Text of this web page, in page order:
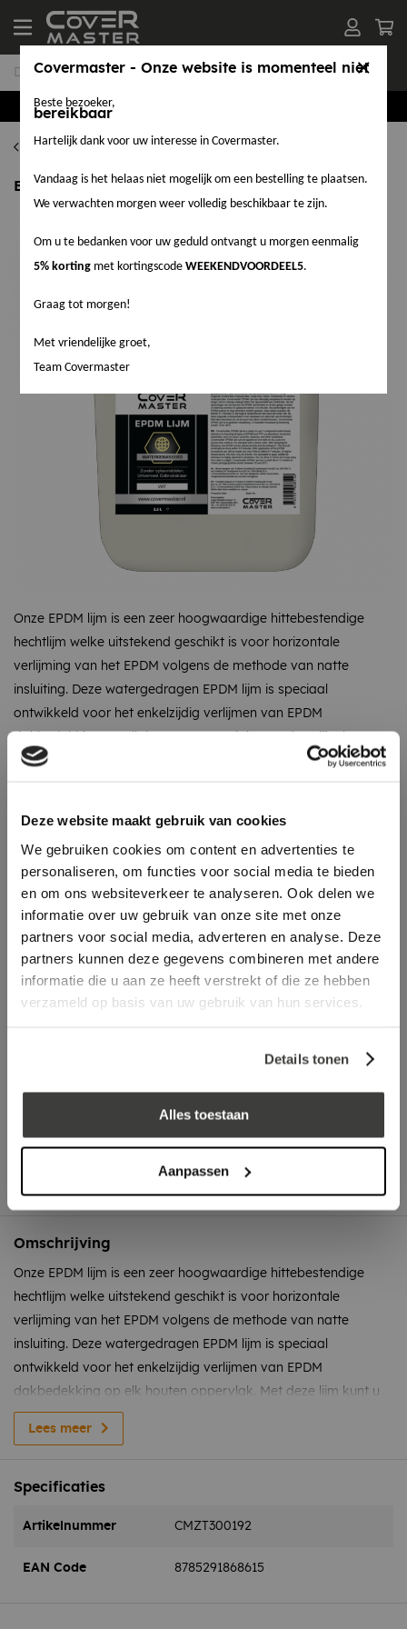
Deze website maakt gebruik van cookies
We gebruiken cookies om content en advertenties te
personaliseren, om functies voor social media te bieden
en om ons websiteverkeer te analyseren. Ook delen we
informatie over uw gebruik van onze site met onze
partners voor social media, adverteren en analyse. Deze
partners kunnen deze gegevens combineren met andere
informatie die u aan ze heeft verstrekt of die ze hebben
verzameld op basis van uw gebruik van hun services.
Details tonen
Alles toestaan
Aanpassen
EPDM Lijm
EPDM hechtlijm op waterbasis 2,5 liter
Onze EPDM lijm is een zeer hoogwaardige hittebestendige
hechtlijm welke uitstekend geschikt is voor horizontale
verlijming van het EPDM volgens de methode van natte
insluiting. Deze watergedragen EPDM lijm is speciaal
ontwikkeld voor het enkelzijdig verlijmen van EPDM
het EPDM plooiloos monteren doordat het EPDM na verlijming
Omschrijving Specificaties Recent bekeken
log in voor prijs
Laagste prijs in Nederland én België!
Vrijblijvend adviesdoor onze professionals
Omschrijving
Onze EPDM lijm is een zeer hoogwaardige hittebestendige
hechtlijm welke uitstekend geschikt is voor horizontale
verlijming van het EPDM volgens de methode van natte
insluiting. Deze watergedragen EPDM lijm is speciaal
ontwikkeld voor het enkelzijdig verlijmen van EPDM
dakbedekking op elk houten oppervlak. Met deze lijm kunt u
het EPDM plooiloos monteren doordat het EPDM na verlijming
2,5 liter EPDM lijm is voldoende voor het verlijmen van 10 m²
boeiboorden adviseren we u de contactlijm toe te passen.
Lees meer
Specificaties
Artikelnummer CMZT300192
EAN Code 8785291868615
Covermaster - Onze website is momenteel niet
bereikbaar
Beste bezoeker,
Hartelijk dank voor uw interesse in Covermaster.
Vandaag is het helaas niet mogelijk om een bestelling te plaatsen.
We verwachten morgen weer volledig beschikbaar te zijn.
Om u te bedanken voor uw geduld ontvangt u morgen eenmalig
5% korting met kortingscodeWEEKENDVOORDEEL5.
Graag tot morgen!
Met vriendelijke groet,
Team Covermaster